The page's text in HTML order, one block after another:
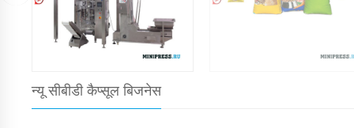
न्यू सीबीडी कैप्सूल बिजनेस